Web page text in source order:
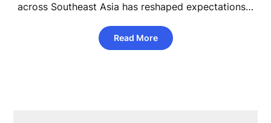
across Southeast Asia has reshaped expectations…
Read More